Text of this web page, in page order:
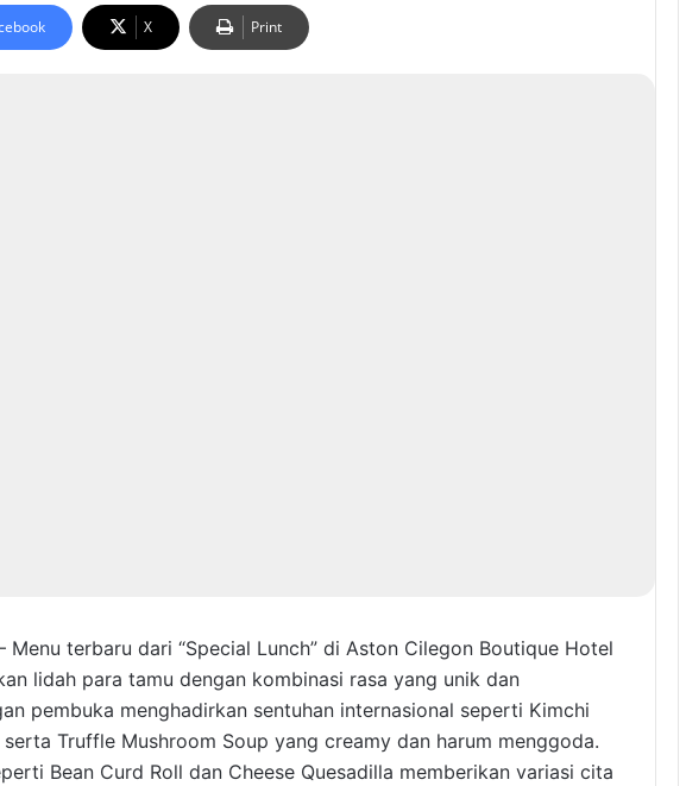
X Print
Menu terbaru dari “Special Lunch” di Aston Cilegon Boutique Hotel
lidah para tamu dengan kombinasi rasa yang unik dan
pembuka menghadirkan sentuhan internasional seperti Kimchi
Truffle Mushroom Soup yang creamy dan harum menggoda.
Bean Curd Roll dan Cheese Quesadilla memberikan variasi cita